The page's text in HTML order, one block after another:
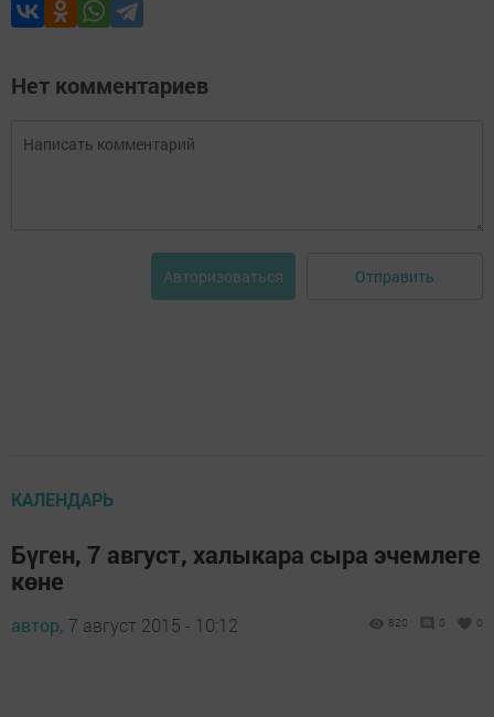
Нет комментариев
Авторизоваться Отправить
КАЛЕНДАРЬ
Бүген, 7 август, халыкара сыра эчемлеге
көне
автор, 7 август 2015 - 10:12 820 0 0